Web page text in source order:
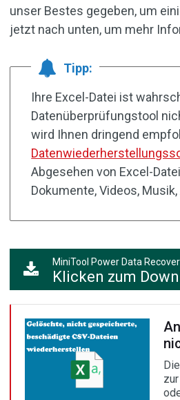
unser Bestes gegeben, um
jetzt nach unten, um mehr
Tipp:
Ihre Excel-Datei ist
Datenüberprüfungstool
wird Ihnen dringend
Abgesehen von Excel-
Dokumente, Videos,
MiniTool Power Data
Klicken zum